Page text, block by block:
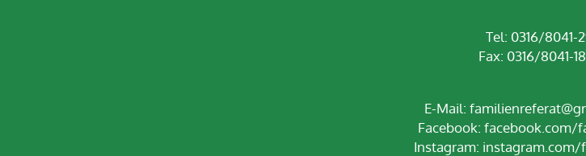
Tel: 0316/8041-
Fax: 0316/8041-
E-Mail:
Facebook: facebook.com/
Instagram: